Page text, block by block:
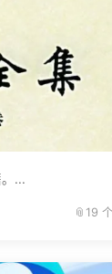
...
📎 19